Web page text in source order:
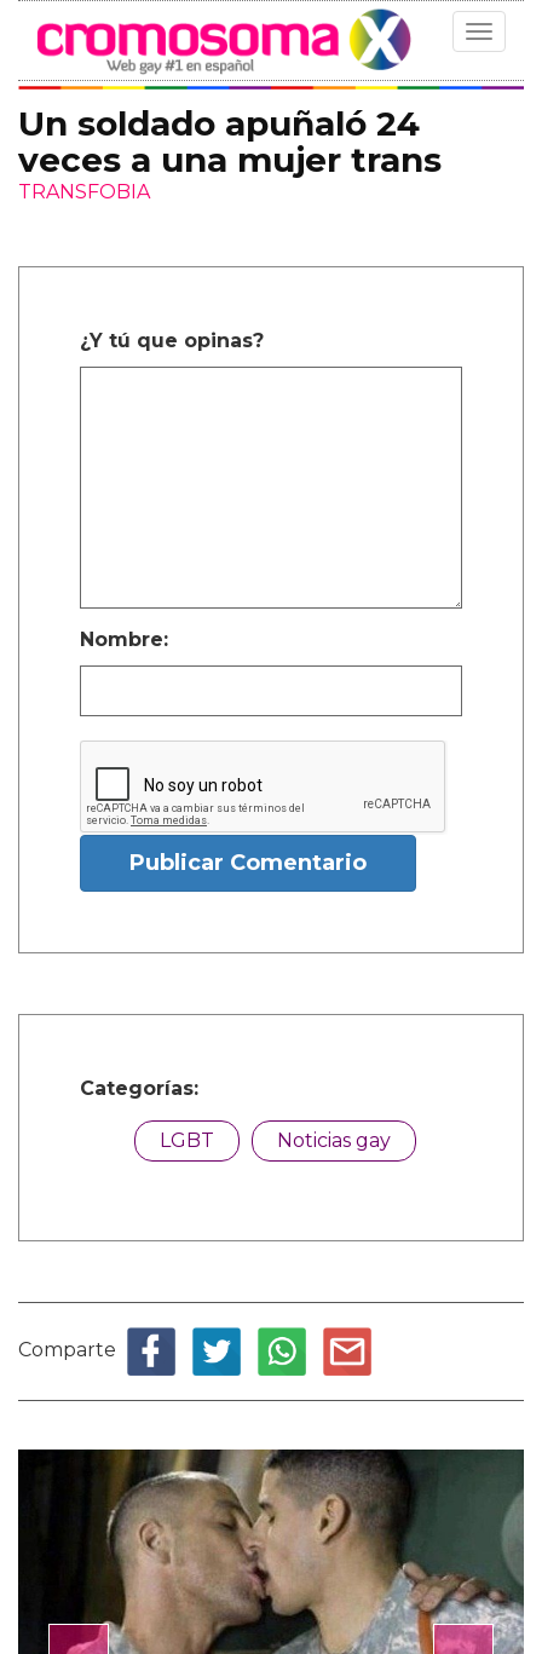
Toggle
Un soldado apuñaló 24
veces a una mujer trans
TRANSFOBIA
¿Y tú que opinas?
Nombre:
Publicar Comentario
Categorías:
LGBT Noticias gay
Comparte